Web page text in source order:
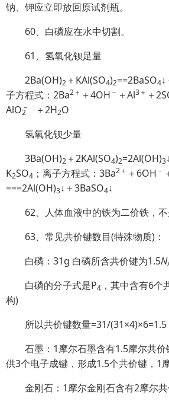
钠、钾应立即放回原试剂瓶。
60、白磷应在水中切割。
61、氢氧化钡足量
2Ba(OH)2 ＋KAl(SO4)2==2BaSO4
子方程式：2Ba2＋ ＋4OH － ＋Al3＋ ＋2S
AlO2
－ ＋2H2O
氢氧化钡少量
3Ba(OH)2 ＋2KAl(SO4)2=2Al(OH)3
K2SO4 ；离子方程式：3Ba2＋ ＋6OH －
===2Al(OH)3↓＋3BaSO4↓
62、人体血液中的铁为二价铁，不
63、常见共价键数目(特殊物质)：
白磷：31g 白磷所含共价键为1.5N
白磷的分子式是P4 ，其中含有6个
构)
所以共价键数量=31/(31×4)×6=1.5
石墨：1摩尔石墨含有1.5摩尔共
供3个电子成键，形成1.5个共价键，1
金刚石：1摩尔金刚石含有2摩尔